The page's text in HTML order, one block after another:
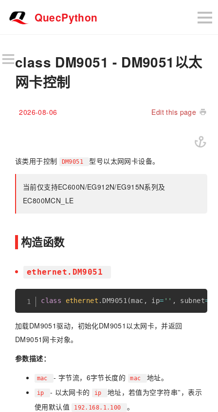
QuecPython
class DM9051 - DM9051以太
网卡控制
2026-08-06 Edit this page
该类用于控制 DM9051 型号以太网网卡设备。
当前仅支持EC600N/EG912N/EG915N系列及
EC800MCN_LE
构造函数
ethernet.DM9051
class ethernet . DM9051(mac , ip= '' , subnet=
加载DM9051驱动，初始化DM9051以太网卡，并返回
DM9051网卡对象。
参数描述：
mac - 字节流，6字节长度的 mac 地址。
ip - 以太网卡的 ip
地址，若值为空字符串''，表示
使用默认值
192.168.1.100 。